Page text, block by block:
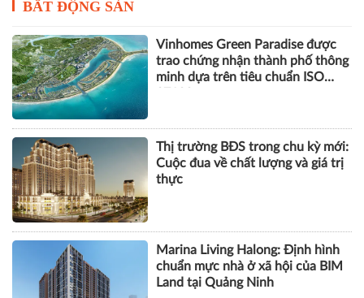
BẤT ĐỘNG SẢN
Vinhomes Green Paradise được
trao chứng nhận thành phố thông
minh dựa trên tiêu chuẩn ISO
Thị trường BĐS trong chu kỳ mới:
Cuộc đua về chất lượng và giá trị
thực
Marina Living Halong: Định hình
chuẩn mực nhà ở xã hội của BIM
Land tại Quảng Ninh